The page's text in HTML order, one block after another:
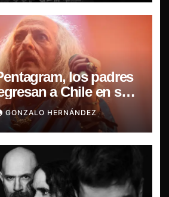
los padres
a Chile en su
GONZALO HERNÁNDEZ